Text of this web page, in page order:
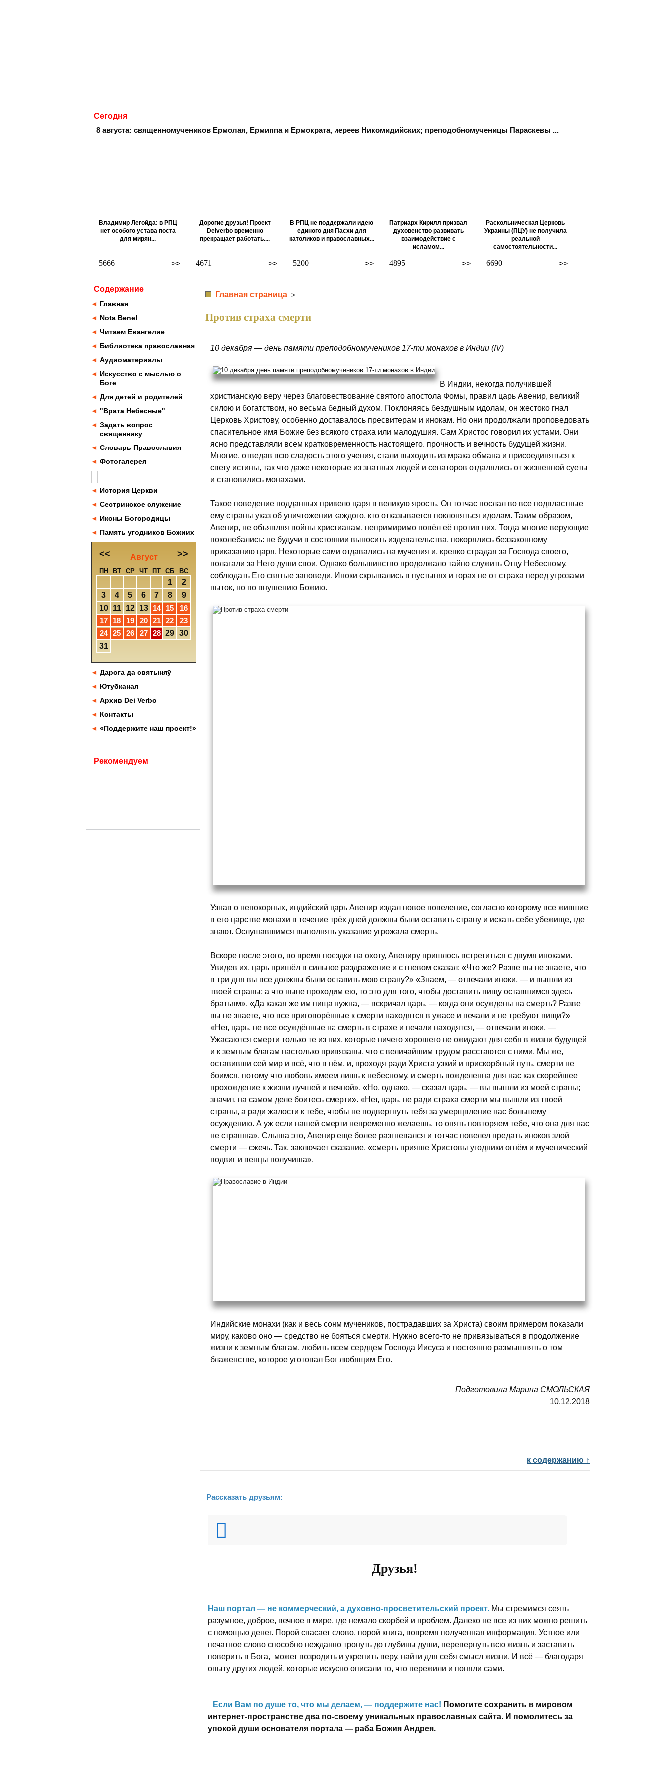
Сегодня
8 августа: священномучеников Ермолая, Ермиппа и Ермократа, иереев Никомидийских; преподобномученицы Параскевы ...
Владимир Легойда: в РПЦ
нет особого устава поста
для мирян...
>>
5666
Дорогие друзья! Проект
Deiverbo временно
прекращает работать....
>>
4671
В РПЦ не поддержали идею
единого дня Пасхи для
католиков и православных...
>>
5200
Патриарх Кирилл призвал
духовенство развивать
взаимодействие с
исламом...
>>
4895
Раскольническая Церковь
Украины (ПЦУ) не получила
реальной
самостоятельности...
>>
6690
Содержание
◄ Главная
◄ Nota Bene!
◄ Читаем Евангелие
◄ Библиотека православная
◄ Аудиоматериалы
◄ Искусство с мыслью о
Боге
◄ Для детей и родителей
◄ "Врата Небесные"
◄ Задать вопрос
священнику
◄ Словарь Православия
◄ Фотогалерея
◄ История Церкви
◄ Сестринское служение
◄ Иконы Богородицы
◄ Память угодников Божиих
<< >>
Август
ПН ВТ СР ЧТ ПТ СБ ВС
1
2
3
4 5 6 7 8
9
10
11 12 13 14 15
16
17
18 19 20 21 22
23
24
25 26 27 28 29 30
31
◄ Дарога да святыняў
◄ Ютубканал
◄ Архив Dei Verbo
◄ Контакты
◄ «Поддержите наш проект!»
Рекомендуем
Главная страница >
Против страха смерти
10 декабря — день памяти преподобномучеников 17-ти монахов в Индии (IV)
В Индии, некогда получившей
христианскую веру через благовествование святого апостола Фомы, правил царь Авенир, великий
силою и богатством, но весьма бедный духом. Поклоняясь бездушным идолам, он жестоко гнал
Церковь Христову, особенно доставалось пресвитерам и инокам. Но они продолжали проповедовать
спасительное имя Божие без всякого страха или малодушия. Сам Христос говорил их устами. Они
ясно представляли всем кратковременность настоящего, прочность и вечность будущей жизни.
Многие, отведав всю сладость этого учения, стали выходить из мрака обмана и присоединяться к
свету истины, так что даже некоторые из знатных людей и сенаторов отдалялись от жизненной суеты
и становились монахами.
Такое поведение подданных привело царя в великую ярость. Он тотчас послал во все подвластные
ему страны указ об уничтожении каждого, кто отказывается поклоняться идолам. Таким образом,
Авенир, не объявляя войны христианам, непримиримо повёл её против них. Тогда многие верующие
поколебались: не будучи в состоянии выносить издевательства, покорялись беззаконному
приказанию царя. Некоторые сами отдавались на мучения и, крепко страдая за Господа своего,
полагали за Него души свои. Однако большинство продолжало тайно служить Отцу Небесному,
соблюдать Его святые заповеди. Иноки скрывались в пустынях и горах не от страха перед угрозами
пыток, но по внушению Божию.
Узнав о непокорных, индийский царь Авенир издал новое повеление, согласно которому все жившие
в его царстве монахи в течение трёх дней должны были оставить страну и искать себе убежище, где
знают. Ослушавшимся выполнять указание угрожала смерть.
Вскоре после этого, во время поездки на охоту, Авениру пришлось встретиться с двумя иноками.
Увидев их, царь пришёл в сильное раздражение и с гневом сказал: «Что же? Разве вы не знаете, что
в три дня вы все должны были оставить мою страну?» «Знаем, — отвечали иноки, — и вышли из
твоей страны; а что ныне проходим ею, то это для того, чтобы доставить пищу оставшимся здесь
братьям». «Да какая же им пища нужна, — вскричал царь, — когда они осуждены на смерть? Разве
вы не знаете, что все приговорённые к смерти находятся в ужасе и печали и не требуют пищи?»
«Нет, царь, не все осуждённые на смерть в страхе и печали находятся, — отвечали иноки. —
Ужасаются смерти только те из них, которые ничего хорошего не ожидают для себя в жизни будущей
и к земным благам настолько привязаны, что с величайшим трудом расстаются с ними. Мы же,
оставивши сей мир и всё, что в нём, и, проходя ради Христа узкий и прискорбный путь, смерти не
боимся, потому что любовь имеем лишь к небесному, и смерть вожделенна для нас как скорейшее
прохождение к жизни лучшей и вечной». «Но, однако, — сказал царь, — вы вышли из моей страны;
значит, на самом деле боитесь смерти». «Нет, царь, не ради страха смерти мы вышли из твоей
страны, а ради жалости к тебе, чтобы не подвергнуть тебя за умерщвление нас большему
осуждению. А уж если нашей смерти непременно желаешь, то опять повторяем тебе, что она для нас
не страшна». Слыша это, Авенир еще более разгневался и тотчас повелел предать иноков злой
смерти — сжечь. Так, заключает сказание, «смерть прияше Христовы угодники огнём и мученический
подвиг и венцы получиша».
Индийские монахи (как и весь сонм мучеников, пострадавших за Христа) своим примером показали
миру, каково оно — средство не бояться смерти. Нужно всего-то не привязываться в продолжение
жизни к земным благам, любить всем сердцем Господа Иисуса и постоянно размышлять о том
блаженстве, которое уготовал Бог любящим Его.
Подготовила Марина СМОЛЬСКАЯ
10.12.2018
к содержанию ↑
Рассказать друзьям:
Друзья!
Наш портал — не коммерческий, а духовно-просветительский проект. Мы стремимся сеять
разумное, доброе, вечное в мире, где немало скорбей и проблем. Далеко не все из них можно решить
с помощью денег. Порой спасает слово, порой книга, вовремя полученная информация. Устное или
печатное слово способно нежданно тронуть до глубины души, перевернуть всю жизнь и заставить
поверить в Бога, может возродить и укрепить веру, найти для себя смысл жизни. И всё — благодаря
опыту других людей, которые искусно описали то, что пережили и поняли сами.
Если Вам по душе то, что мы делаем, — поддержите нас! Помогите сохранить в мировом
интернет-пространстве два по-своему уникальных православных сайта. И помолитесь за
упокой души основателя портала — раба Божия Андрея.